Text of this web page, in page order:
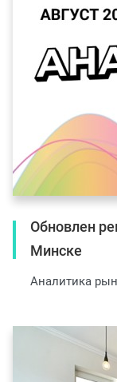
Обновлен
Минске
Аналитика